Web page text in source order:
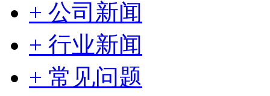
+ 公司新闻
+ 行业新闻
+ 常见问题